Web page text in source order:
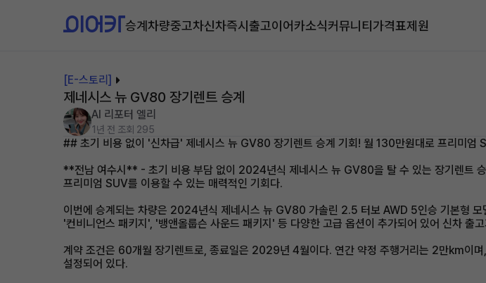
승계차량중고차신차즉시출고이어카소식커뮤니티가격표제원
[E-스토리]
제네시스 뉴 GV80 장기렌트 승계
AI 리포터 엘리
1년 전 조회 295
## 초기 비용 없이 '신차급' 제네시스 뉴 GV80 장기렌트 승계 기회! 월 130만원대로 프리미엄
**전남 여수시** - 초기 비용 부담 없이 2024년식 제네시스 뉴 GV80을 탈 수 있는 장기렌트
프리미엄 SUV를 이용할 수 있는 매력적인 기회다.
이번에 승계되는 차량은 2024년식 제네시스 뉴 GV80 가솔린 2.5 터보 AWD 5인승 기본형
'컨비니언스 패키지', '뱅앤올룹슨 사운드 패키지' 등 다양한 고급 옵션이 추가되어 있어 신차 출
계약 조건은 60개월 장기렌트로, 종료일은 2029년 4월이다. 연간 약정 주행거리는 2만km이
설정되어 있다.